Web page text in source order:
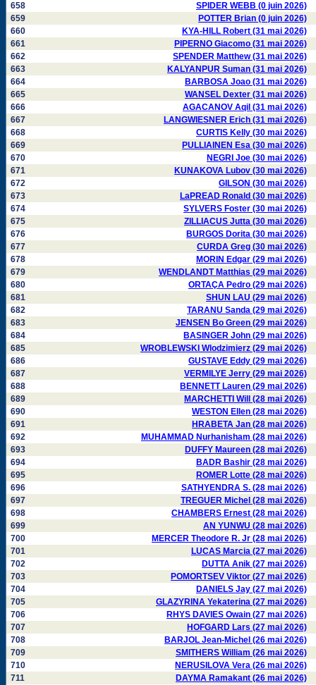
658
SPIDER WEBB (0 juin 2026)
659
POTTER Brian (0 juin 2026)
660
KYA-HILL Robert (31 mai 2026)
661
PIPERNO Giacomo (31 mai 2026)
662
SPENDER Matthew (31 mai 2026)
663
KALYANPUR Suman (31 mai 2026)
664
BARBOSA Joao (31 mai 2026)
665
WANSEL Dexter (31 mai 2026)
666
AGACANOV Aqil (31 mai 2026)
667
LANGWIESNER Erich (31 mai 2026)
668
CURTIS Kelly (30 mai 2026)
669
PULLIAINEN Esa (30 mai 2026)
670
NEGRI Joe (30 mai 2026)
671
KUNAKOVA Lubov (30 mai 2026)
672
GILSON (30 mai 2026)
673
LaPREAD Ronald (30 mai 2026)
674
SYLVERS Foster (30 mai 2026)
675
ZILLIACUS Jutta (30 mai 2026)
676
BURGOS Dorita (30 mai 2026)
677
CURDA Greg (30 mai 2026)
678
MORIN Edgar (29 mai 2026)
679
WENDLANDT Matthias (29 mai 2026)
680
ORTAÇA Pedro (29 mai 2026)
681
SHUN LAU (29 mai 2026)
682
TARANU Sanda (29 mai 2026)
683
JENSEN Bo Green (29 mai 2026)
684
BASINGER John (29 mai 2026)
685
WROBLEWSKI Wlodzimierz (29 mai 2026)
686
GUSTAVE Eddy (29 mai 2026)
687
VERMILYE Jerry (29 mai 2026)
688
BENNETT Lauren (29 mai 2026)
689
MARCHETTI Will (28 mai 2026)
690
WESTON Ellen (28 mai 2026)
691
HRABETA Jan (28 mai 2026)
692
MUHAMMAD Nurhanisham (28 mai 2026)
693
DUFFY Maureen (28 mai 2026)
694
BADR Bashir (28 mai 2026)
695
ROMER Lotte (28 mai 2026)
696
SATHYENDRA S. (28 mai 2026)
697
TREGUER Michel (28 mai 2026)
698
CHAMBERS Ernest (28 mai 2026)
699
AN YUNWU (28 mai 2026)
700
MERCER Theodore R. Jr (28 mai 2026)
701
LUCAS Marcia (27 mai 2026)
702
DUTTA Anik (27 mai 2026)
703
POMORTSEV Viktor (27 mai 2026)
704
DANIELS Jay (27 mai 2026)
705
GLAZYRINA Yekaterina (27 mai 2026)
706
RHYS DAVIES Owain (27 mai 2026)
707
HOFGARD Lars (27 mai 2026)
708
BARJOL Jean-Michel (26 mai 2026)
709
SMITHERS William (26 mai 2026)
710
NERUSILOVA Vera (26 mai 2026)
711
DAYMA Ramakant (26 mai 2026)